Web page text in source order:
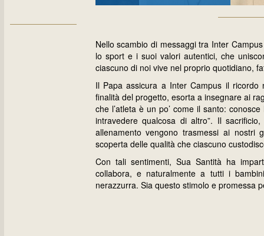
Nello scambio di messaggi tra Inter
lo sport e i suoi valori autentici, che
ciascuno di noi vive nel proprio quotidiano,
Il Papa assicura a Inter Campus il
finalità del progetto, esorta a insegnare ai
che l’atleta è un po’ come il santo:
intravedere qualcosa di altro”. Il
allenamento vengono trasmessi ai
scoperta delle qualità che ciascuno
Con tali sentimenti, Sua Santità ha
collabora, e naturalmente a tutti i
nerazzurra. Sia questo stimolo e promessa